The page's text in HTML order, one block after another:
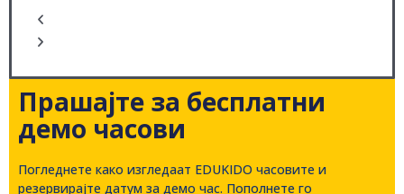
Прашајте за бесплатни
демо часови
Погледнете како изгледаат EDUKIDO часовите и
резервирајте датум за демо час. Пополнете го